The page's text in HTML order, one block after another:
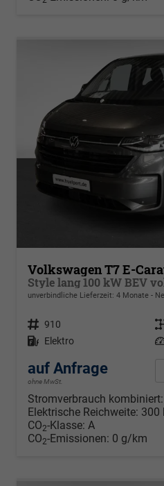
Volkswagen T7 E-
unverbindliche Lieferzeit: 4 Monate
Fahrzeugnr. 910
Kraftstoff Elektro
auf Anfrage
ohne MwSt.
Stromverbrauch kombiniert:
Elektrische Reichweite: 300
CO2-Klasse: A
CO2-Emissionen: 0 g/km